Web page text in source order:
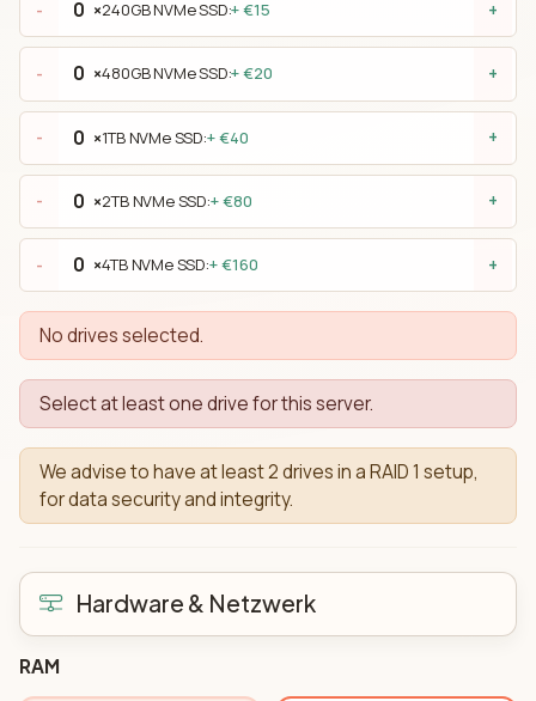
- ×240GB NVMe SSD:+ €15 +
- ×480GB NVMe SSD:+ €20 +
- ×1TB NVMe SSD:+ €40 +
- ×2TB NVMe SSD:+ €80 +
- ×4TB NVMe SSD:+ €160 +
No drives selected.
Select at least one drive for this server.
We advise to have at least 2 drives in a RAID 1 setup,
for data security and integrity.
Hardware & Netzwerk
RAM